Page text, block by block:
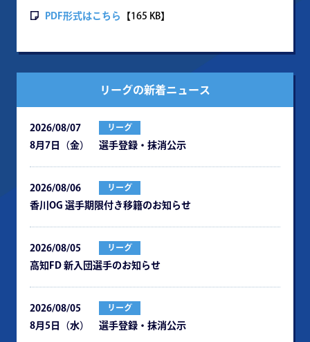
PDF形式はこちら 【165 KB】
リーグの新着ニュース
2026/08/07 リーグ
8月7日（金） 選手登録・抹消公示
2026/08/06 リーグ
⾹川OG 選⼿期限付き移籍のお知らせ
2026/08/05 リーグ
⾼知FD 新⼊団選⼿のお知らせ
2026/08/05 リーグ
8月5日（水） 選手登録・抹消公示